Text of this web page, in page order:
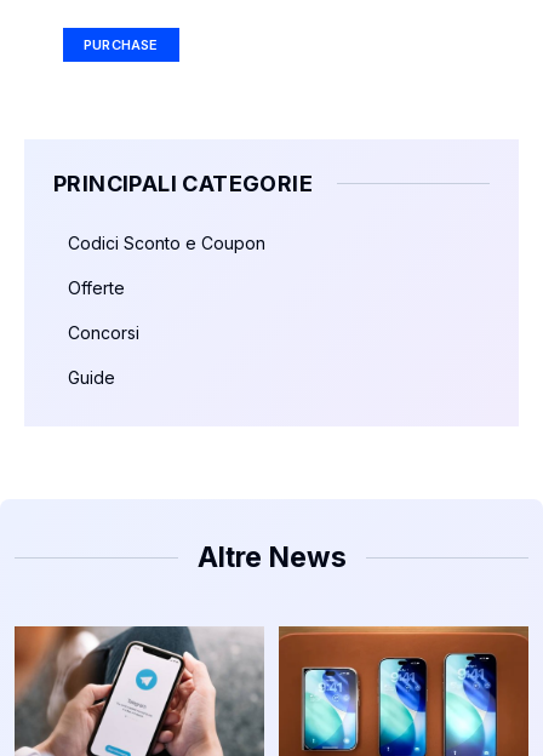
PURCHASE
PRINCIPALI CATEGORIE
Codici Sconto e Coupon
Offerte
Concorsi
Guide
Altre News